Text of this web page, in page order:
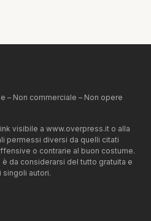
– Non commerciale – Non opere
visibile a www.overpress.it o alla
permessi diversi da quelli citati
o contrarie al buon costume.
da considerarsi del tutto gratuita e
autori.